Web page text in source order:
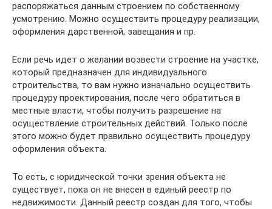
распоряжаться данным строением по собственному
усмотрению. Можно осуществить процедуру реализации,
оформления дарственной, завещания и пр.
Если речь идет о желании возвести строение на участке,
который предназначен для индивидуального
строительства, то вам нужно изначально осуществить
процедуру проектирования, после чего обратиться в
местные власти, чтобы получить разрешение на
осуществление строительных действий. Только после
этого можно будет правильно осуществить процедуру
оформления объекта.
То есть, с юридической точки зрения объекта не
существует, пока он не внесен в единый реестр по
недвижимости. Данный реестр создан для того, чтобы